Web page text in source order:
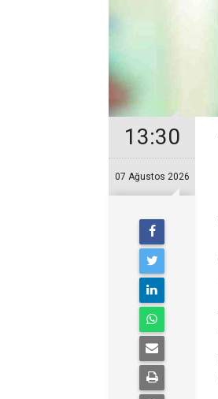
13:30
07 Ağustos 2026